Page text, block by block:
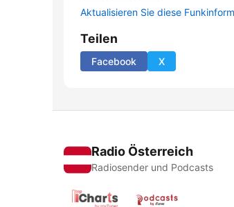
Aktualisieren Sie diese
Teilen
Facebook X
Radio Österreich
Radiosender und Podcasts